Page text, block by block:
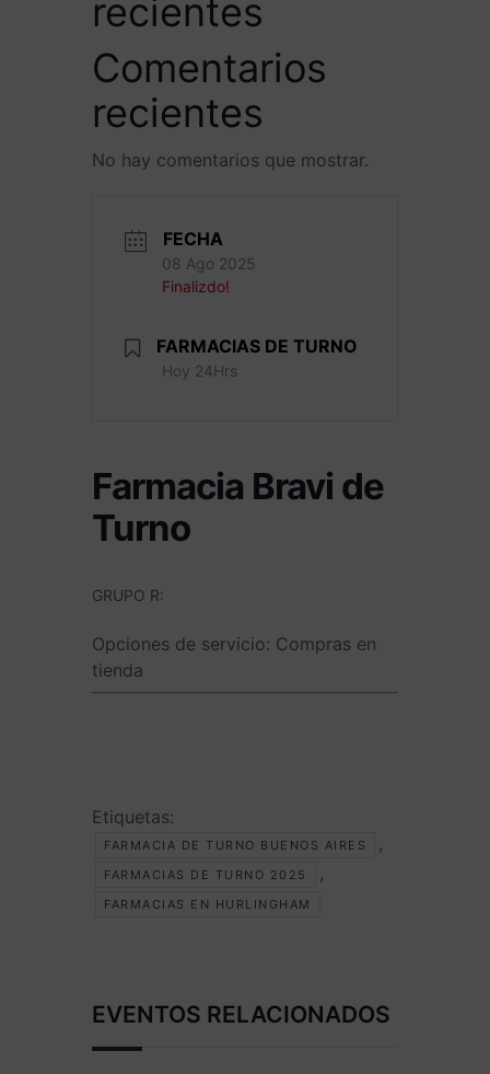
recientes
Comentarios
recientes
No hay comentarios que mostrar.
FECHA
08 Ago 2025
Finalizdo!
FARMACIAS DE TURNO
Hoy 24Hrs
Farmacia Bravi de
Turno
GRUPO R:
Opciones de servicio: Compras en
tienda
Etiquetas:
FARMACIA DE TURNO BUENOS AIRES ,
FARMACIAS DE TURNO 2025 ,
FARMACIAS EN HURLINGHAM
EVENTOS RELACIONADOS